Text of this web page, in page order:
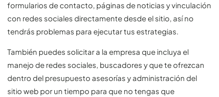
formularios de contacto, páginas de noticias y vinculación
con redes sociales directamente desde el sitio, así no
tendrás problemas para ejecutar tus estrategias.
También puedes solicitar a la empresa que incluya el
manejo de redes sociales, buscadores y que te ofrezcan
dentro del presupuesto asesorías y administración del
sitio web por un tiempo para que no tengas que